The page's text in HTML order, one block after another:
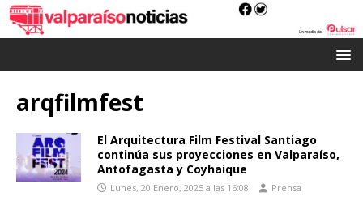
arqfilmfest
El Arquitectura Film Festival Santiago
continúa sus proyecciones en Valparaíso,
Antofagasta y Coyhaique
Lunes, 20 Enero, 2025 a las 16:08 Prensa